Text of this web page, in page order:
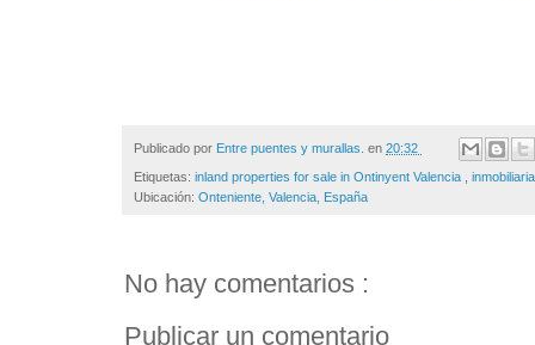
Publicado por Entre puentes y murallas. en 20:32
Etiquetas: inland properties for sale in Ontinyent Valencia ,
Ubicación: Onteniente, Valencia, España
No hay comentarios :
Publicar un comentario